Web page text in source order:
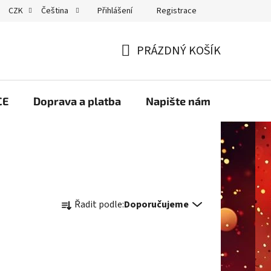
GDPR
CZK Čeština Přihlášení Registrace
KOŠÍK
PRÁZDNÝ KOŠÍK
Doprava a platba Napište nám
a Řadit podle:Doporučujeme